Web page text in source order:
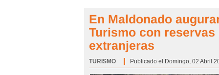
En Maldonado
Turismo con
extranjeras
TURISMO Publicado el Domingo, 02 Abril